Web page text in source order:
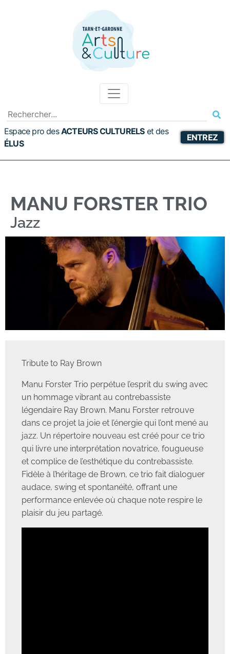
Espace pro desACTEURS CULTURELS etdes
ÉLUS
ENTREZ
MANU FORSTER TRIO
Jazz
Tribute to Ray Brown
Manu Forster Trio perpétue l’esprit du swing avec
un hommage vibrant au contrebassiste
légendaire Ray Brown. Manu Forster retrouve
dans ce projet la joie et l’énergie qui l’ont mené au
jazz. Un répertoire nouveau est créé pour ce trio
qui livre une interprétation novatrice, fougueuse
et complice de l’esthétique du contrebassiste.
Fidèle à l’héritage de Brown, ce trio fait dialoguer
audace, swing et spontanéité, offrant une
performance enlevée où chaque note respire le
plaisir du jeu partagé.